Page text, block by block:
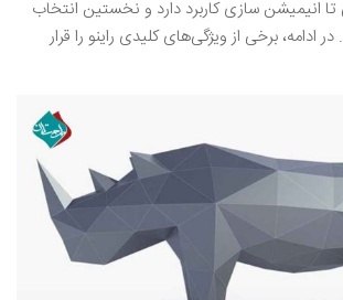
انیمیشن سازی کاربرد دارد و نخستین انتخاب
برخی از ویژگی‌های کلیدی راینو را قرار